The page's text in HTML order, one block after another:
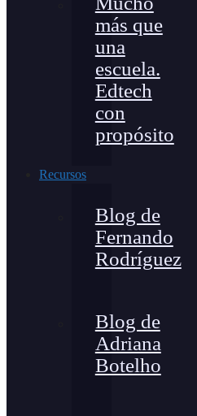
más que
una
escuela.
Edtech
con
propósito
Recursos
Blog de
Fernando
Rodríguez
Blog de
Adriana
Botelho